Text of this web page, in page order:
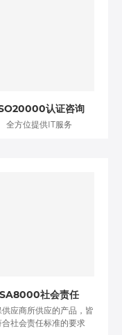
认证咨询
全方位提供IT服务
SA8000社会责任
供应商所供应的产品，皆
合社会责任标准的要求